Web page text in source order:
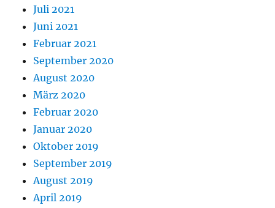
Juli 2021
Juni 2021
Februar 2021
September 2020
August 2020
März 2020
Februar 2020
Januar 2020
Oktober 2019
September 2019
August 2019
April 2019